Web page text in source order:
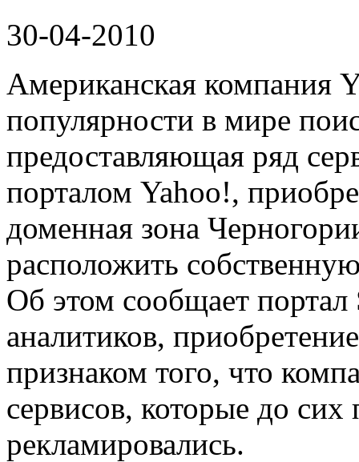
30-04-2010
Американская компания
популярности в мире
предоставляющая ряд
порталом Yahoo!,
доменная зона
расположить
Об этом сообщает
аналитиков,
признаком того, что
сервисов, которые до
рекламировались.